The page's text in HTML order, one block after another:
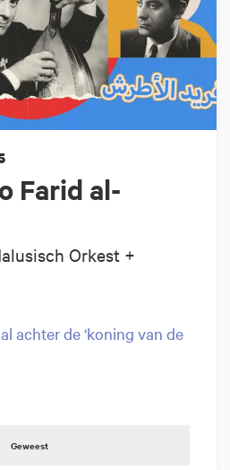
Farid al-
Orkest +
achter de ‘koning van de
Geweest